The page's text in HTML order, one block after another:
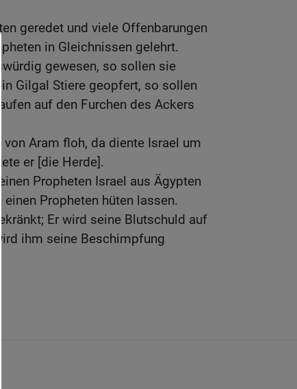
geredet und viele Offenbarungen
in Gleichnissen gelehrt.
gewesen, so sollen sie
in Gilgal Stiere geopfert, so sollen
auf den Furchen des Ackers
Aram floh, da diente Israel um
er [die Herde].
Propheten Israel aus Ägypten
Propheten hüten lassen.
Er wird seine Blutschuld auf
ihm seine Beschimpfung